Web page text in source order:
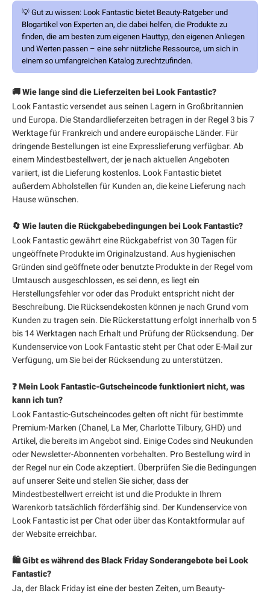
💡 Gut zu wissen: Look Fantastic bietet Beauty-Ratgeber und
Blogartikel von Experten an, die dabei helfen, die Produkte zu
finden, die am besten zum eigenen Hauttyp, den eigenen Anliegen
und Werten passen – eine sehr nützliche Ressource, um sich in
einem so umfangreichen Katalog zurechtzufinden.
🚚 Wie lange sind die Lieferzeiten bei Look Fantastic?
Look Fantastic versendet aus seinen Lagern in Großbritannien
und Europa. Die Standardlieferzeiten betragen in der Regel 3 bis 7
Werktage für Frankreich und andere europäische Länder. Für
dringende Bestellungen ist eine Expresslieferung verfügbar. Ab
einem Mindestbestellwert, der je nach aktuellen Angeboten
variiert, ist die Lieferung kostenlos. Look Fantastic bietet
außerdem Abholstellen für Kunden an, die keine Lieferung nach
Hause wünschen.
🔄 Wie lauten die Rückgabebedingungen bei Look Fantastic?
Look Fantastic gewährt eine Rückgabefrist von 30 Tagen für
ungeöffnete Produkte im Originalzustand. Aus hygienischen
Gründen sind geöffnete oder benutzte Produkte in der Regel vom
Umtausch ausgeschlossen, es sei denn, es liegt ein
Herstellungsfehler vor oder das Produkt entspricht nicht der
Beschreibung. Die Rücksendekosten können je nach Grund vom
Kunden zu tragen sein. Die Rückerstattung erfolgt innerhalb von 5
bis 14 Werktagen nach Erhalt und Prüfung der Rücksendung. Der
Kundenservice von Look Fantastic steht per Chat oder E-Mail zur
Verfügung, um Sie bei der Rücksendung zu unterstützen.
❓ Mein Look Fantastic-Gutscheincode funktioniert nicht, was
kann ich tun?
Look Fantastic-Gutscheincodes gelten oft nicht für bestimmte
Premium-Marken (Chanel, La Mer, Charlotte Tilbury, GHD) und
Artikel, die bereits im Angebot sind. Einige Codes sind Neukunden
oder Newsletter-Abonnenten vorbehalten. Pro Bestellung wird in
der Regel nur ein Code akzeptiert. Überprüfen Sie die Bedingungen
auf unserer Seite und stellen Sie sicher, dass der
Mindestbestellwert erreicht ist und die Produkte in Ihrem
Warenkorb tatsächlich förderfähig sind. Der Kundenservice von
Look Fantastic ist per Chat oder über das Kontaktformular auf
der Website erreichbar.
🛍️ Gibt es während des Black Friday Sonderangebote bei Look
Fantastic?
Ja, der Black Friday ist eine der besten Zeiten, um Beauty-